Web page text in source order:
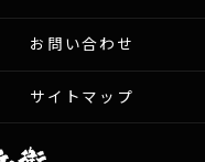
お問い合わせ
サイトマップ